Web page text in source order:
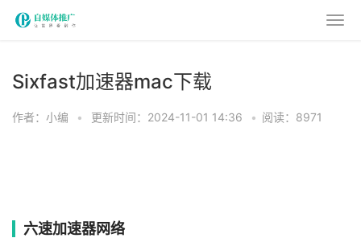
Sixfast加速器mac下载
作者：小编 • 更新时间：2024-11-01 14:36 • 阅读：8971
六速加速器网络